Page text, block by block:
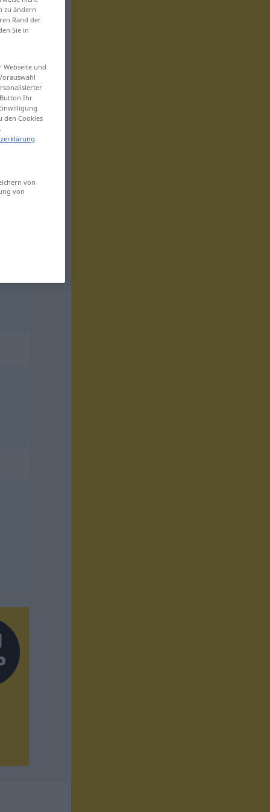
zu ändern
Rand der
Sie in
und
Ihr
den Cookies
.
von
von